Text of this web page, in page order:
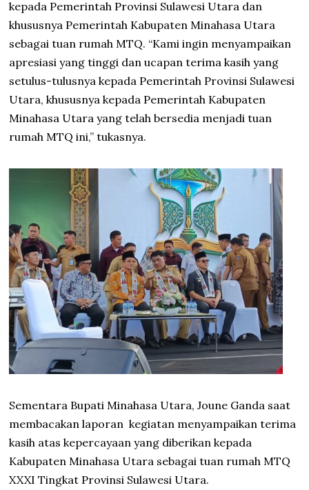
kepada Pemerintah Provinsi Sulawesi Utara dan
khususnya Pemerintah Kabupaten Minahasa Utara
sebagai tuan rumah MTQ. “Kami ingin menyampaikan
apresiasi yang tinggi dan ucapan terima kasih yang
setulus-tulusnya kepada Pemerintah Provinsi Sulawesi
Utara, khususnya kepada Pemerintah Kabupaten
Minahasa Utara yang telah bersedia menjadi tuan
rumah MTQ ini,” tukasnya.
Sementara Bupati Minahasa Utara, Joune Ganda saat
membacakan laporan kegiatan menyampaikan terima
kasih atas kepercayaan yang diberikan kepada
Kabupaten Minahasa Utara sebagai tuan rumah MTQ
XXXI Tingkat Provinsi Sulawesi Utara.